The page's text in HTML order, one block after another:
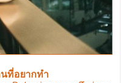
ที่อยากทำ